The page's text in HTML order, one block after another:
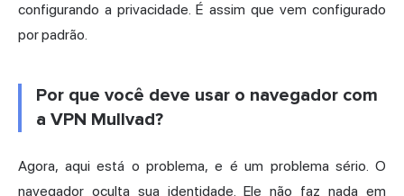
configurando a privacidade. É assim que vem configurado
por padrão.
Por que você deve usar o navegador com
a VPN Mullvad?
Agora, aqui está o problema, e é um problema sério. O
navegador oculta sua identidade. Ele não faz nada em